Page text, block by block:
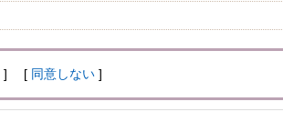
] [ 同意しない ]